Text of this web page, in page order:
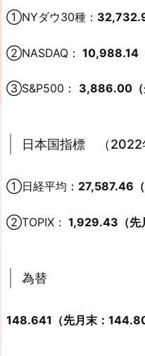
①NYダウ30種：
②NASDAQ： 10,988.14
③S&P500： 3,886.00（
日本国指標 （2022
①日経平均： 27,587.46
②TOPIX： 1,929.43（先
為替
148.641（先月末：